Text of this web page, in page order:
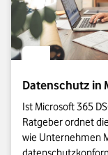
Datenschutz in
Ist Microsoft 365
Ratgeber ordnet
wie Unternehmen